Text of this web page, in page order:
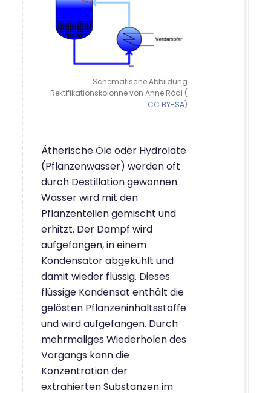
Schematische Abbildung
Rektifikationskolonne von Anne Rödl (
CC BY-SA)
Ätherische Öle oder Hydrolate
(Pflanzenwasser) werden oft
durch Destillation gewonnen.
Wasser wird mit den
Pflanzenteilen gemischt und
erhitzt. Der Dampf wird
aufgefangen, in einem
Kondensator abgekühlt und
damit wieder flüssig. Dieses
flüssige Kondensat enthält die
gelösten Pflanzeninhaltsstoffe
und wird aufgefangen. Durch
mehrmaliges Wiederholen des
Vorgangs kann die
Konzentration der
extrahierten Substanzen im